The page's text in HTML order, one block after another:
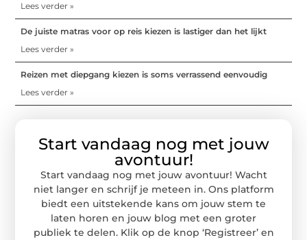
Lees verder »
De juiste matras voor op reis kiezen is lastiger dan het lijkt
Lees verder »
Reizen met diepgang kiezen is soms verrassend eenvoudig
Lees verder »
Start vandaag nog met jouw
avontuur!
Start vandaag nog met jouw avontuur! Wacht
niet langer en schrijf je meteen in. Ons platform
biedt een uitstekende kans om jouw stem te
laten horen en jouw blog met een groter
publiek te delen. Klik op de knop ‘Registreer’ en